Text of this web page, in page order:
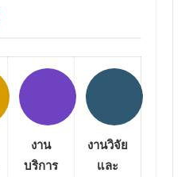
งาน
บริการ
งานวิจัย
และ